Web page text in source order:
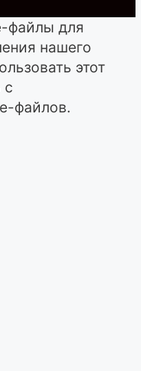
файлы для
нашего
этот
с
файлов.